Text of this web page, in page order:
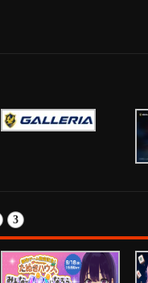
3